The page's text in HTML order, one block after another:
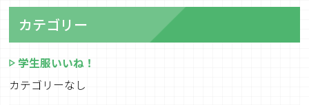
カテゴリー
学生服いいね！
カテゴリーなし